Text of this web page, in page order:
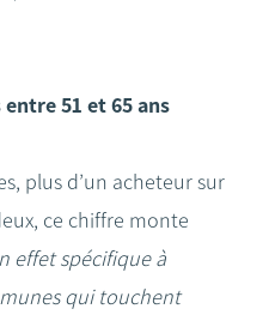
51 et 65 ans
plus d’un acheteur sur
ce chiffre monte
effet spécifique à
qui touchent